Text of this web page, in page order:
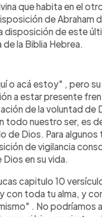
que habita en el
de Abraham
disposición de este
la Biblia Hebrea.
o acá estoy" , pero
a estar presente
de la voluntad de
todo nuestro ser, es
de Dios. Para
de vigilancia
en su vida.
capitulo 10
con toda tu alma, y
. No podríamos